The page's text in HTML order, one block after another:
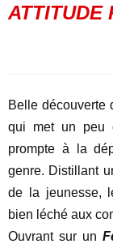
ATTITUDE
Belle découverte
qui met un peu
prompte à la
genre. Distillant
de la jeunesse,
bien léché aux
Ouvrant sur un